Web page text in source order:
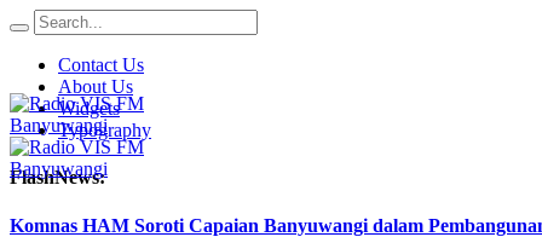
Contact Us
About Us
Widgets
Typography
FlashNews:
Komnas HAM Soroti Capaian Banyuwangi dalam